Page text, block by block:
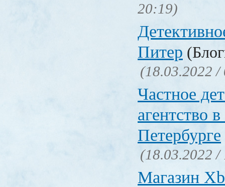
20:19)
Питер
(18.03.2022 /
Частное
агентство
Петербурге
(18.03.2022 /
Магазин